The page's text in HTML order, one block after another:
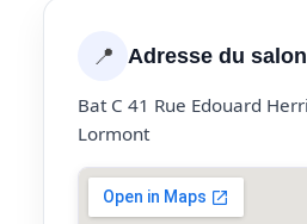
📍 Adresse du salon
Bat C 41 Rue Edouard
Lormont